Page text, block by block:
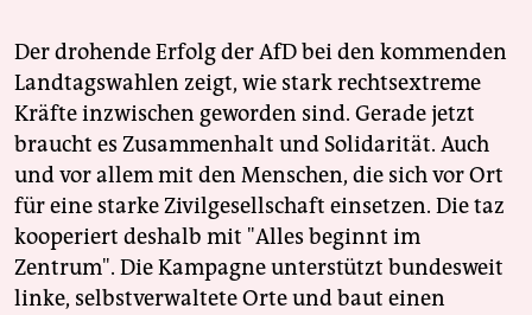
Der drohende Erfolg der AfD bei den kommenden
Landtagswahlen zeigt, wie stark rechtsextreme
Kräfte inzwischen geworden sind. Gerade jetzt
braucht es Zusammenhalt und Solidarität. Auch
und vor allem mit den Menschen, die sich vor Ort
für eine starke Zivilgesellschaft einsetzen. Die taz
kooperiert deshalb mit "Alles beginnt im
Zentrum". Die Kampagne unterstützt bundesweit
linke, selbstverwaltete Orte und baut einen